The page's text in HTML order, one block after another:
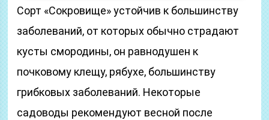
Сорт «Сокровище» устойчив к большинству
заболеваний, от которых обычно страдают
кусты смородины, он равнодушен к
почковому клещу, рябухе, большинству
грибковых заболеваний. Некоторые
садоводы рекомендуют весной после